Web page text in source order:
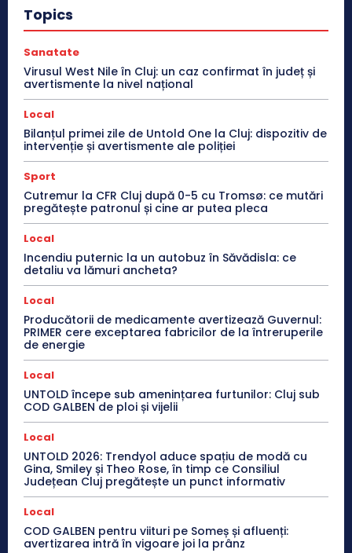
Topics
Sanatate
Virusul West Nile în Cluj: un caz confirmat în județ și
avertismente la nivel național
Local
Bilanțul primei zile de Untold One la Cluj: dispozitiv de
intervenție și avertismente ale poliției
Sport
Cutremur la CFR Cluj după 0-5 cu Tromsø: ce mutări
pregătește patronul și cine ar putea pleca
Local
Incendiu puternic la un autobuz în Săvădisla: ce
detaliu va lămuri ancheta?
Local
Producătorii de medicamente avertizează Guvernul:
PRIMER cere exceptarea fabricilor de la întreruperile
de energie
Local
UNTOLD începe sub amenințarea furtunilor: Cluj sub
COD GALBEN de ploi și vijelii
Local
UNTOLD 2026: Trendyol aduce spațiu de modă cu
Gina, Smiley și Theo Rose, în timp ce Consiliul
Județean Cluj pregătește un punct informativ
Local
COD GALBEN pentru viituri pe Someș și afluenți:
avertizarea intră în vigoare joi la prânz